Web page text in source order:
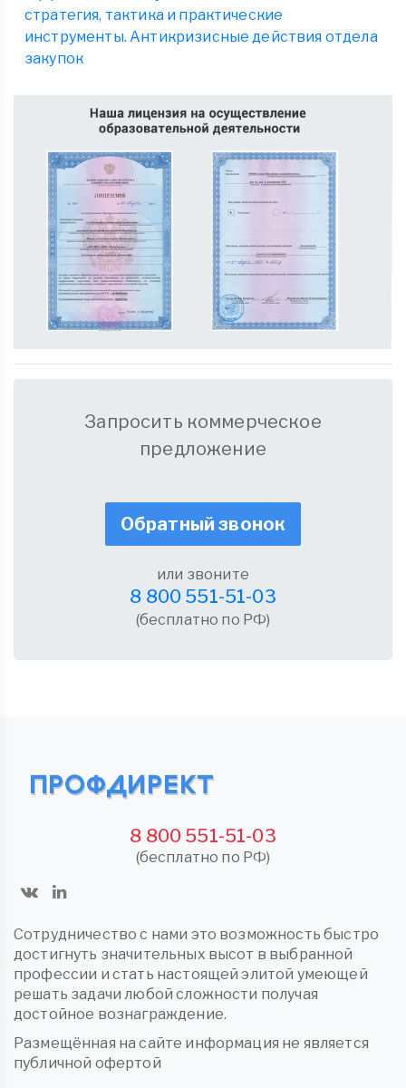
стратегия, тактика и практические
инструменты. Антикризисные действия отдела
закупок
Запросить коммерческое
предложение
Обратный звонок
или звоните
8 800 551-51-03
(бесплатно по РФ)
8 800 551-51-03
(бесплатно по РФ)
Сотрудничество с нами это возможность быстро
достигнуть значительных высот в выбранной
профессии и стать настоящей элитой умеющей
решать задачи любой сложности получая
достойное вознаграждение.
Размещённая на сайте информация не является
публичной офертой